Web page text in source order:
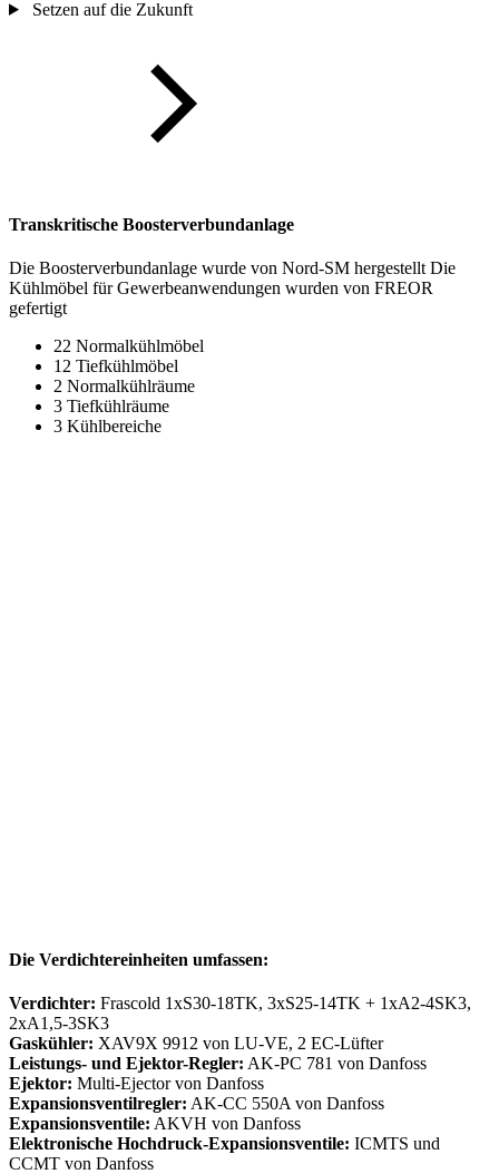
Setzen auf die Zukunft
Transkritische Boosterverbundanlage
Die Boosterverbundanlage wurde von Nord-SM hergestellt Die
Kühlmöbel für Gewerbeanwendungen wurden von FREOR
gefertigt
22 Normalkühlmöbel
12 Tiefkühlmöbel
2 Normalkühlräume
3 Tiefkühlräume
3 Kühlbereiche
Die Verdichtereinheiten umfassen:
Verdichter: Frascold 1xS30-18TK, 3xS25-14TK + 1xA2-4SK3,
2xA1,5-3SK3
Gaskühler: XAV9X 9912 von LU-VE, 2 EC-Lüfter
Leistungs- und Ejektor-Regler: AK-PC 781 von Danfoss
Ejektor: Multi-Ejector von Danfoss
Expansionsventilregler: AK-CC 550A von Danfoss
Expansionsventile: AKVH von Danfoss
Elektronische Hochdruck-Expansionsventile: ICMTS und
CCMT von Danfoss